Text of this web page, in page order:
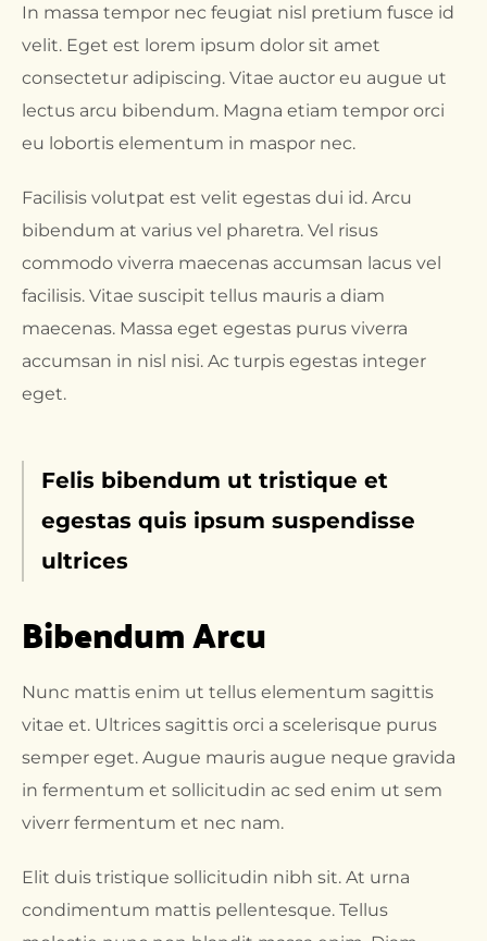
In massa tempor nec feugiat nisl pretium fusce id
velit. Eget est lorem ipsum dolor sit amet
consectetur adipiscing. Vitae auctor eu augue ut
lectus arcu bibendum. Magna etiam tempor orci
eu lobortis elementum in maspor nec.
Facilisis volutpat est velit egestas dui id. Arcu
bibendum at varius vel pharetra. Vel risus
commodo viverra maecenas accumsan lacus vel
facilisis. Vitae suscipit tellus mauris a diam
maecenas. Massa eget egestas purus viverra
accumsan in nisl nisi. Ac turpis egestas integer
eget.
Felis bibendum ut tristique et
egestas quis ipsum suspendisse
ultrices
Bibendum Arcu
Nunc mattis enim ut tellus elementum sagittis
vitae et. Ultrices sagittis orci a scelerisque purus
semper eget. Augue mauris augue neque gravida
in fermentum et sollicitudin ac sed enim ut sem
viverr fermentum et nec nam.
Elit duis tristique sollicitudin nibh sit. At urna
condimentum mattis pellentesque. Tellus